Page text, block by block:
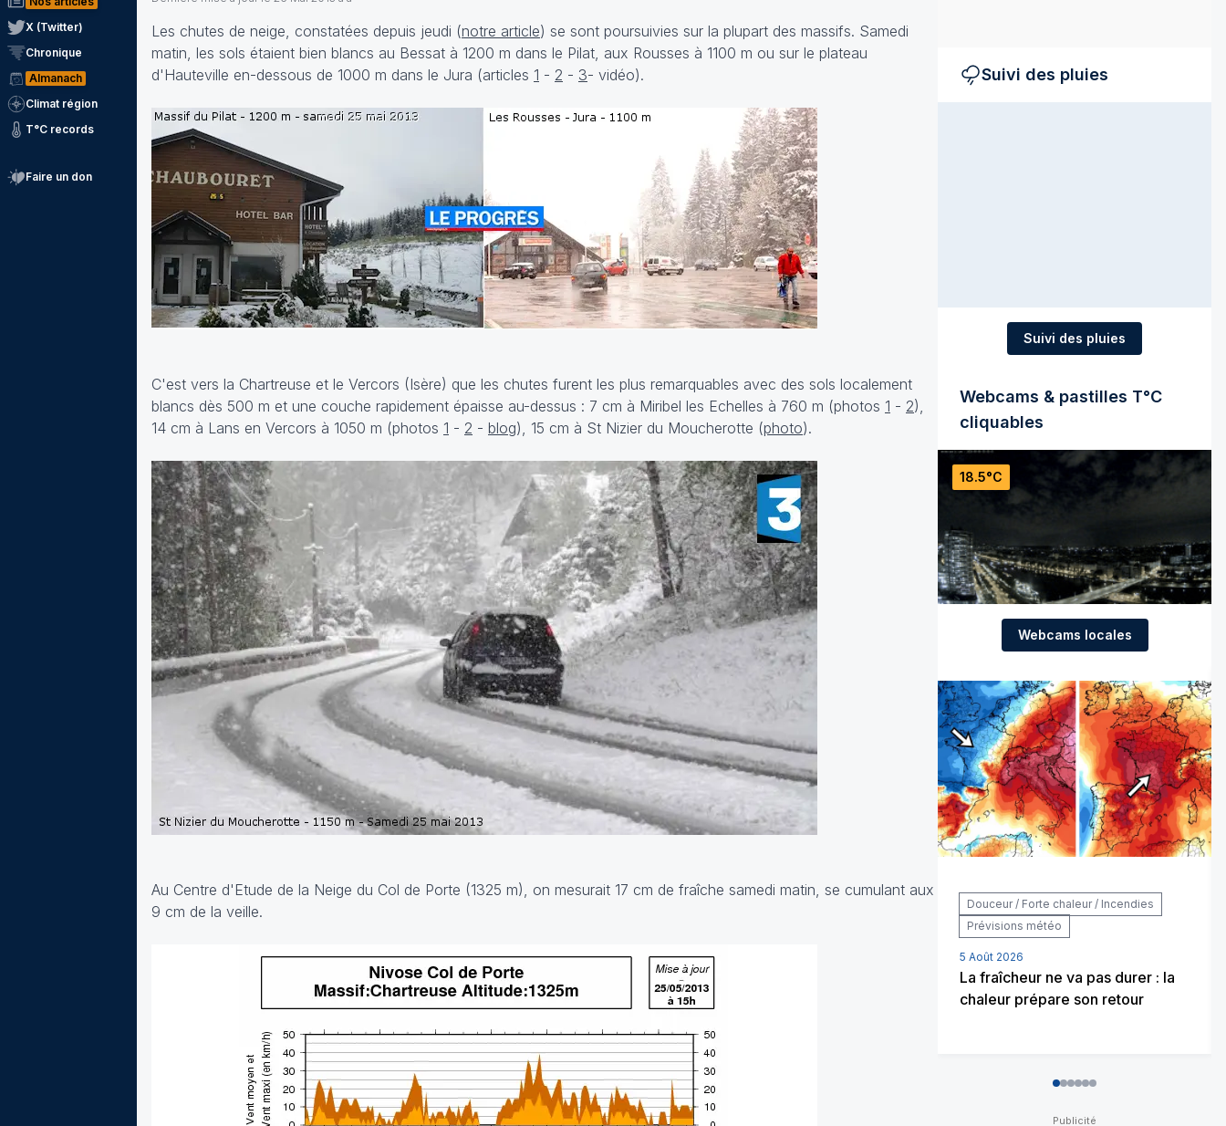
X (Twitter)
Chronique
Almanach
Climat région
T°C records
Faire un don
Les chutes de neige, constatées depuis jeudi (notre article) se sont poursuivies sur la plupart des massifs. Samedi
matin, les sols étaient bien blancs au Bessat à 1200 m dans le Pilat, aux Rousses à 1100 m ou sur le plateau
d'Hauteville en-dessous de 1000 m dans le Jura (articles 1 - 2 - 3- vidéo).
C'est vers la Chartreuse et le Vercors (Isère) que les chutes furent les plus remarquables avec des sols localement
blancs dès 500 m et une couche rapidement épaisse au-dessus : 7 cm à Miribel les Echelles à 760 m (photos 1 - 2),
14 cm à Lans en Vercors à 1050 m (photos 1 - 2 - blog), 15 cm à St Nizier du Moucherotte (photo).
Au Centre d'Etude de la Neige du Col de Porte (1325 m), on mesurait 17 cm de fraîche samedi matin, se cumulant aux
9 cm de la veille.
Suivi des pluies
Suivi des pluies
Webcams & pastilles T°C
cliquables
18.5°C
Webcams locales
Douceur / Forte chaleur / Incendies
Prévisions météo
5 Août 2026
La fraîcheur ne va pas durer : la
chaleur prépare son retour
012345